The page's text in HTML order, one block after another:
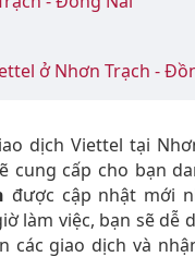
ở Nhơn Trạch -
dịch Viettel tại
cung cấp cho bạn
được cập nhật mới
làm việc, bạn sẽ dễ
các giao dịch và